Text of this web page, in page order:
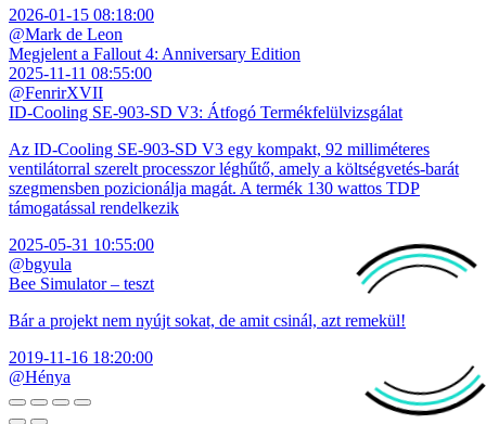
2026-01-15 08:18:00
@Mark de Leon
Megjelent a Fallout 4: Anniversary Edition
2025-11-11 08:55:00
@FenrirXVII
ID-Cooling SE-903-SD V3: Átfogó Termékfelülvizsgálat
Az ID-Cooling SE-903-SD V3 egy kompakt, 92 milliméteres
ventilátorral szerelt processzor léghűtő, amely a költségvetés-barát
szegmensben pozicionálja magát. A termék 130 wattos TDP
támogatással rendelkezik
2025-05-31 10:55:00
@bgyula
Bee Simulator – teszt
Bár a projekt nem nyújt sokat, de amit csinál, azt remekül!
2019-11-16 18:20:00
@Hénya